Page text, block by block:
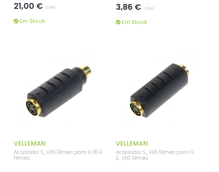
21,00 € c/iva
Em Stock
3,86 € c/iva
Em Stock
VELLEMAN
Acoplador S_VHS Fêmea para 1x RCA
Fêmea
VELLEMAN
Acoplador S_VHS Fêmea para 1x
S_VHS Fêmea